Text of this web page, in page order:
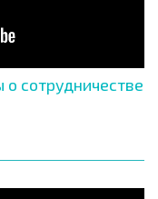
сотрудничестве